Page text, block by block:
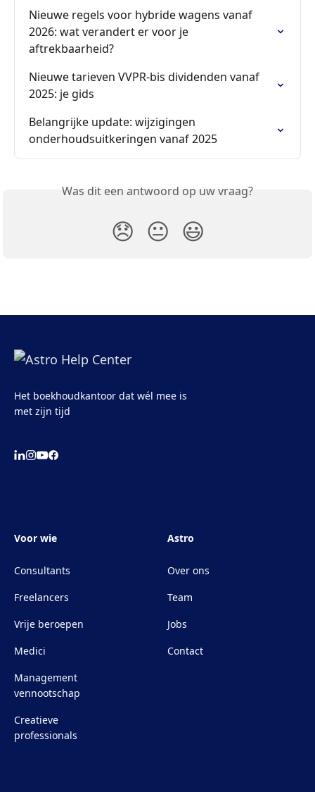
Nieuwe regels voor hybride wagens vanaf
2026: wat verandert er voor je
aftrekbaarheid?
Nieuwe tarieven VVPR-bis dividenden vanaf
2025: je gids
Belangrijke update: wijzigingen
onderhoudsuitkeringen vanaf 2025
Was dit een antwoord op uw vraag?
😞 😐 😃
Het boekhoudkantoor dat wél mee is
met zijn tijd
Voor wie
Consultants
Freelancers
Vrije beroepen
Medici
Management
vennootschap
Creatieve
professionals
Astro
Over ons
Team
Jobs
Contact